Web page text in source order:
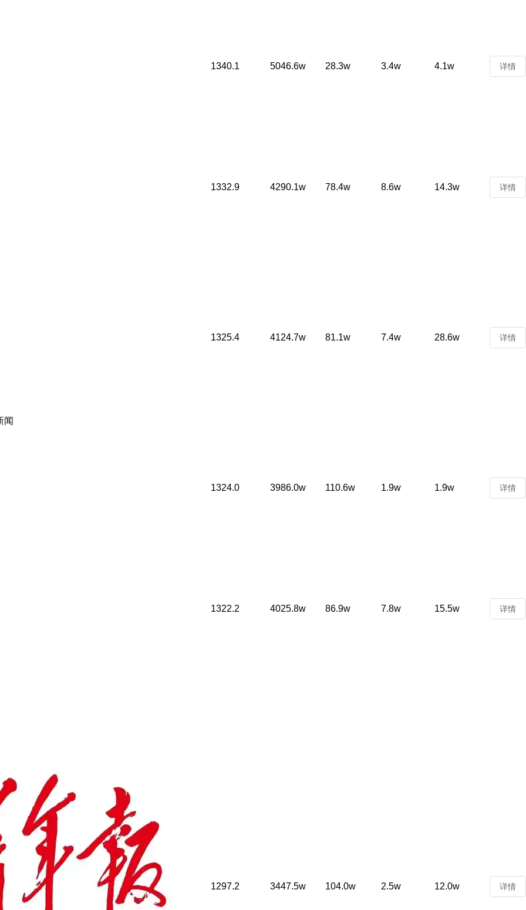
1340.1 5046.6w 28.3w 3.4w 4.1w 详情
1332.9 4290.1w 78.4w 8.6w 14.3w 详情
闻
1325.4 4124.7w 81.1w 7.4w 28.6w 详情
1324.0 3986.0w 110.6w 1.9w 1.9w 详情
1322.2 4025.8w 86.9w 7.8w 15.5w 详情
1297.2 3447.5w 104.0w 2.5w 12.0w 详情